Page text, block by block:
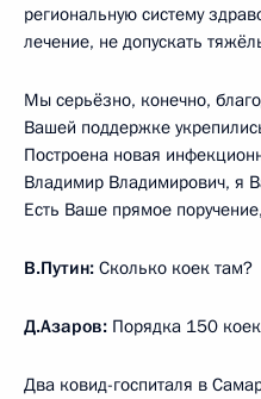
региональную систему
лечение, не допускать
Мы серьёзно, конечно,
Вашей поддержке
Построена новая
Владимир Владимирович, я
Есть Ваше прямое
В.Путин: Сколько коек там?
Д.Азаров: Порядка 150
Два ковид-госпиталя в